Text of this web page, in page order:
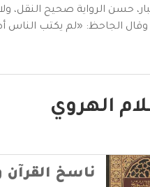
حسن الرواية صحيح
الجاحظ: «لم يكتب الناس
الهروي
ناسخ القرآن